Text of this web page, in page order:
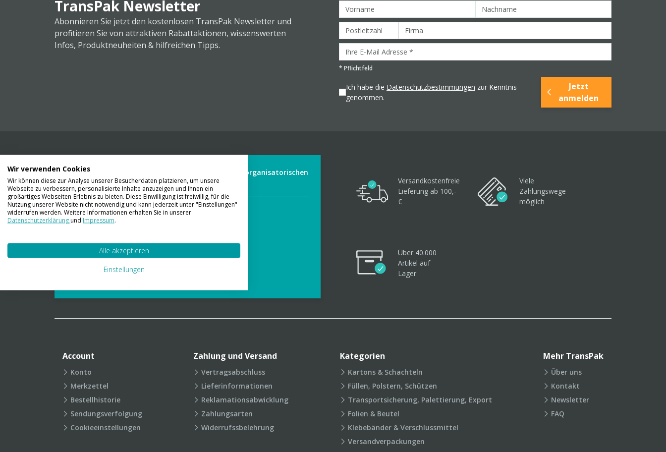
TransPak Newsletter
Abonnieren Sie jetzt den kostenlosen TransPak Newsletter und
profitieren Sie von attraktiven Rabattaktionen, wissenswerten
Infos, Produktneuheiten & hilfreichen Tipps.
* Pflichtfeld
Ich habe die Datenschutzbestimmungen zur Kenntnis
genommen.
Jetzt
anmelden
Wir liefern Ihnen Ihre Ware. Abholung ist leider aus organisatorischen
Gründen nicht möglich.
Kontaktieren Sie uns
01 23 06 03 888
info@transpak.at
Verpackungslexikon
Versandkostenfreie
Lieferung ab 100,-
€
Viele
Zahlungswege
möglich
Über 40.000
Artikel auf
Lager
Account
Konto
Merkzettel
Bestellhistorie
Sendungsverfolgung
Cookieeinstellungen
Zahlung und Versand
Vertragsabschluss
Lieferinformationen
Reklamationsabwicklung
Zahlungsarten
Widerrufssbelehrung
Kategorien
Kartons & Schachteln
Füllen, Polstern, Schützen
Transportsicherung, Palettierung, Export
Folien & Beutel
Klebebänder & Verschlussmittel
Versandverpackungen
Mehr TransPak
Über uns
Kontakt
Newsletter
FAQ
Wir verwenden Cookies
Wir können diese zur Analyse unserer Besucherdaten platzieren, um unsere
Webseite zu verbessern, personalisierte Inhalte anzuzeigen und Ihnen ein
großartiges Webseiten-Erlebnis zu bieten. Diese Einwilligung ist freiwillig, für die
Nutzung unserer Website nicht notwendig und kann jederzeit unter "Einstellungen"
widerrufen werden. Weitere Informationen erhalten Sie in unserer
Datenschutzerklärungund Impressum.
Alle akzeptieren
Einstellungen